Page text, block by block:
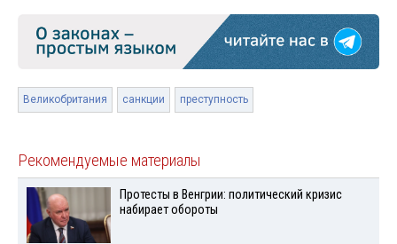
Великобритания санкции преступность
Рекомендуемые материалы
Протесты в Венгрии: политический кризис
набирает обороты